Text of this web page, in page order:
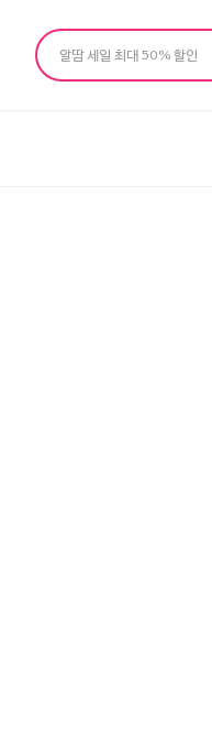
알땀 세일 최대 50% 할인